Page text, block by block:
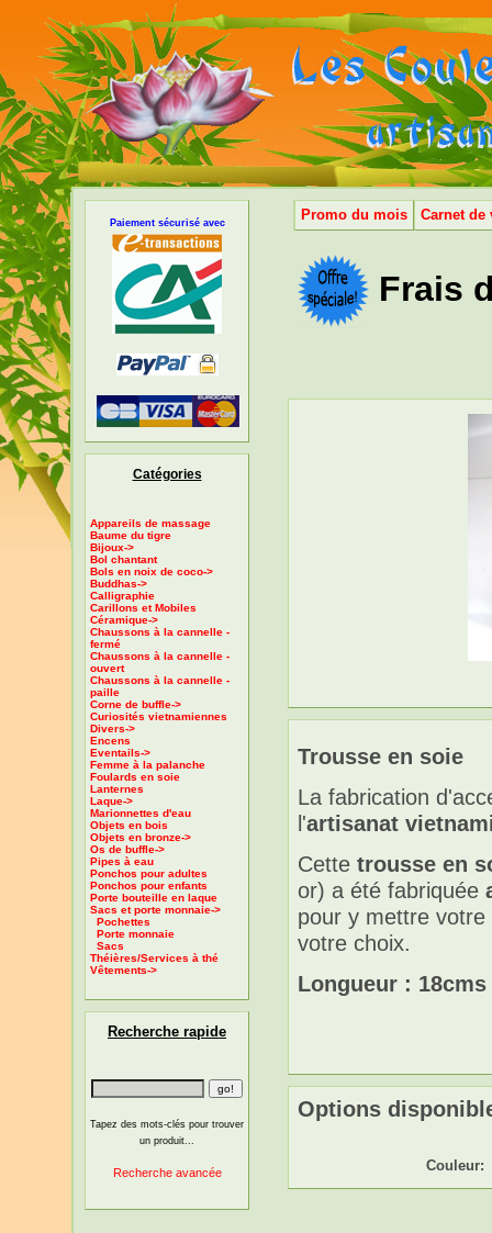
Paiement sécurisé avec
Catégories
Appareils de massage
Baume du tigre
Bijoux->
Bol chantant
Bols en noix de coco->
Buddhas->
Calligraphie
Carillons et Mobiles
Céramique->
Chaussons à la cannelle -
fermé
Chaussons à la cannelle -
ouvert
Chaussons à la cannelle -
paille
Corne de buffle->
Curiosités vietnamiennes
Divers->
Encens
Eventails->
Femme à la palanche
Foulards en soie
Lanternes
Laque->
Marionnettes d'eau
Objets en bois
Objets en bronze->
Os de buffle->
Pipes à eau
Ponchos pour adultes
Ponchos pour enfants
Porte bouteille en laque
Sacs et porte monnaie->
Pochettes
Porte monnaie
Sacs
Théières/Services à thé
Vêtements->
Recherche rapide
Tapez des mots-clés pour trouver
un produit...
Recherche avancée
Promo du mois Carnet de
Frais
Trousse en soie
La fabrication
l'artisanat
Cette trousse en
or) a été fabriquée
pour y mettre
votre choix.
Longueur :
Options
Couleur: